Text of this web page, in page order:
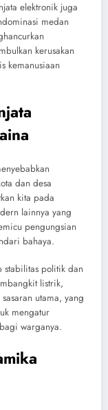
elektronik juga
medan
kerusakan
kemanusiaan
dan desa
kita pada
lainnya yang
pengungsian
bahaya.
politik dan
listrik,
utama, yang
mengatur
warganya.